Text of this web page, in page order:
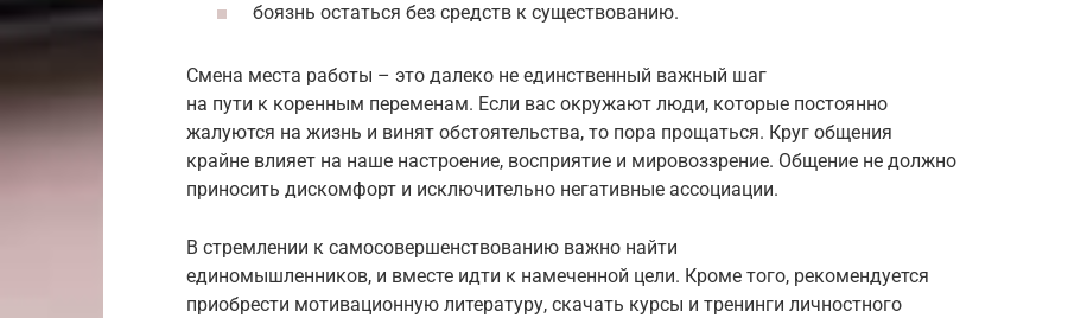
боязнь остаться без средств к существованию.
Смена места работы – это далеко не единственный важный шаг
на пути к коренным переменам. Если вас окружают люди, которые постоянно
жалуются на жизнь и винят обстоятельства, то пора прощаться. Круг общения
крайне влияет на наше настроение, восприятие и мировоззрение. Общение не должно
приносить дискомфорт и исключительно негативные ассоциации.
В стремлении к самосовершенствованию важно найти
единомышленников, и вместе идти к намеченной цели. Кроме того, рекомендуется
приобрести мотивационную литературу, скачать курсы и тренинги личностного